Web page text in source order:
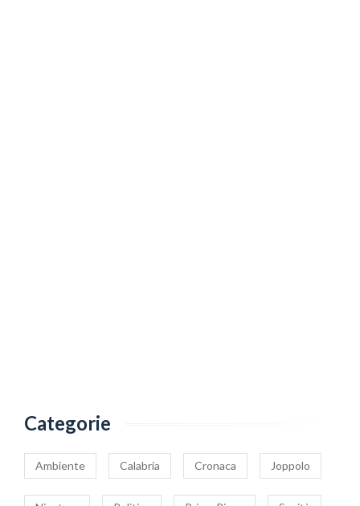
Categorie
Ambiente Calabria Cronaca Joppolo